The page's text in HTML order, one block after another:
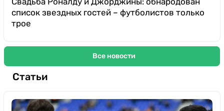
список звездных гостей – футболистов только
трое
Все новости
Статьи